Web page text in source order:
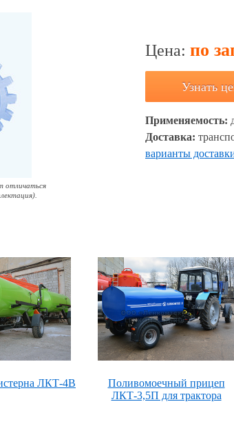
отличаться
Цена: по
Узнать
Применяемость:
Доставка:
варианты
ЛКТ-4В
Поливомоечный прицеп
ЛКТ-3,5П для трактора